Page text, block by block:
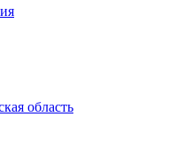
область